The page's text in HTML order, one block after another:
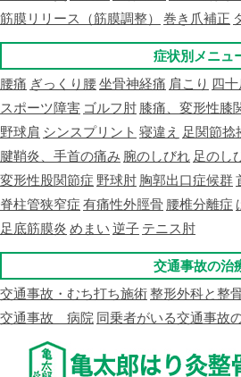
筋膜リリース（筋膜調整）
巻き爪補正
症状別メニュ
腰痛 ぎっくり腰坐骨神経痛 肩こり 四
スポーツ障害 ゴルフ肘 膝痛、変形性膝
野球肩 シンスプリント 寝違え 足関節捻
腱鞘炎、手首の痛み 腕のしびれ 足のし
変形性股関節症 野球肘 胸郭出口症候群
脊柱管狭窄症 有痛性外脛骨 腰椎分離症
足底筋膜炎 めまい 逆子 テニス肘
交通事故の治
交通事故・むち打ち施術整形外科と整
交通事故 病院 同乗者がいる交通事故